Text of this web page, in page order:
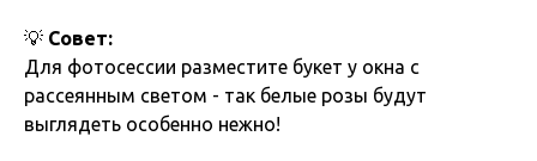
💡 Совет:
Для фотосессии разместите букет у окна с
рассеянным светом - так белые розы будут
выглядеть особенно нежно!